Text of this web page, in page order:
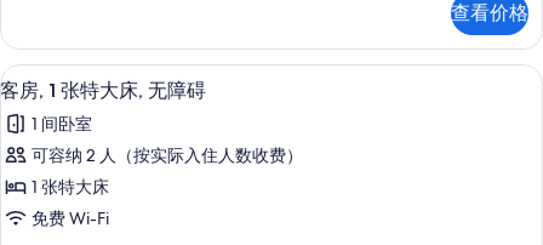
无
障
碍,
无
烟
房
(Mobility/Hearing,
特
大
床,
障
碍,
烟
房
查看价格
显
示
客
房,
1
张
高档床上用品、客房内保险箱、办公
6
客房, 1 张特大床, 无障碍
1 间卧室
可容纳 2 人（按实际入住人数收费）
1 张特大床
免费 Wi-Fi